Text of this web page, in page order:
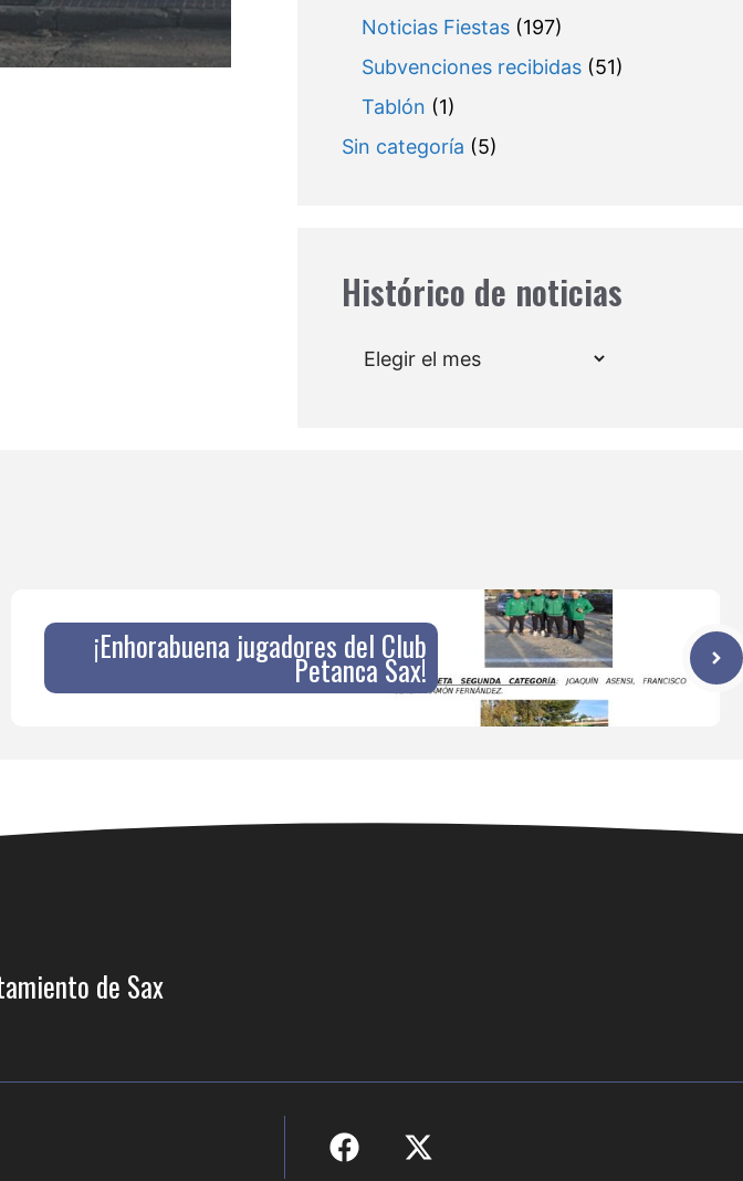
Noticias Fiestas(197)
Subvenciones recibidas(51)
Tablón (1)
Sin categoría (5)
Histórico de noticias
Archivos
¡Enhorabuena jugadores del Club
Petanca Sax!
de Sax